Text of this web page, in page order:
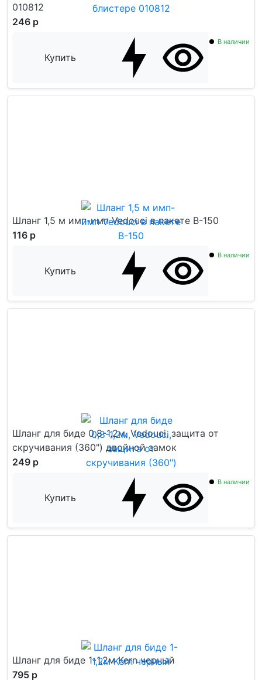
010812
246 р
Купить
В наличии
Шланг 1,5 м имп-имп Vedouci в пакете B-150
116 р
Купить
В наличии
Шланг для биде 0,8-1,2м, Vedouci, защита от
скручивания (360") двойной замок
249 р
Купить
В наличии
Шланг для биде 1-1,2м Kern черный
795 р